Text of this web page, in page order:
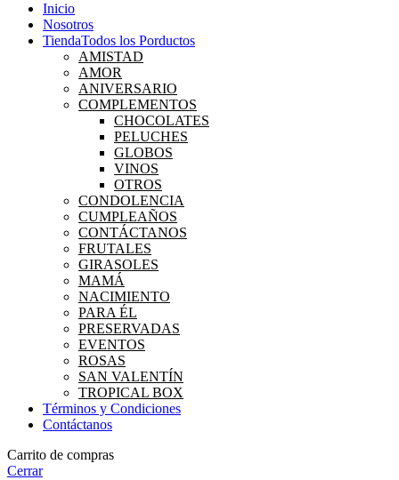
Inicio
Nosotros
TiendaTodos los Porductos
AMISTAD
AMOR
ANIVERSARIO
COMPLEMENTOS
CHOCOLATES
PELUCHES
GLOBOS
VINOS
OTROS
CONDOLENCIA
CUMPLEAÑOS
CONTÁCTANOS
FRUTALES
GIRASOLES
MAMÁ
NACIMIENTO
PARA ÉL
PRESERVADAS
EVENTOS
ROSAS
SAN VALENTÍN
TROPICAL BOX
Términos y Condiciones
Contáctanos
Carrito de compras
Cerrar